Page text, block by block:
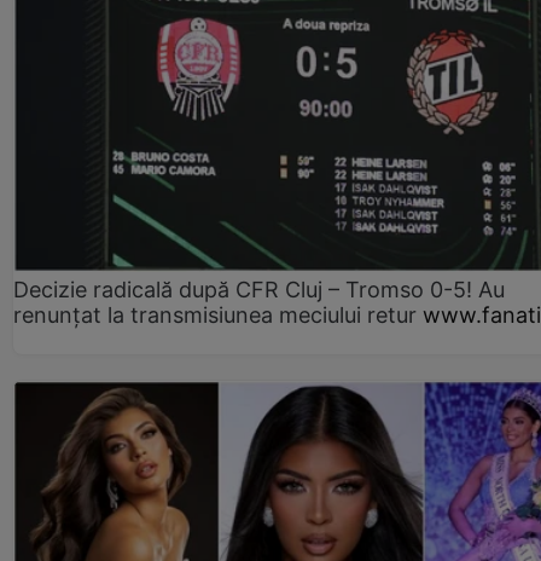
Decizie radicală după CFR Cluj – Tromso 0-5! Au
renunțat la transmisiunea meciului retur